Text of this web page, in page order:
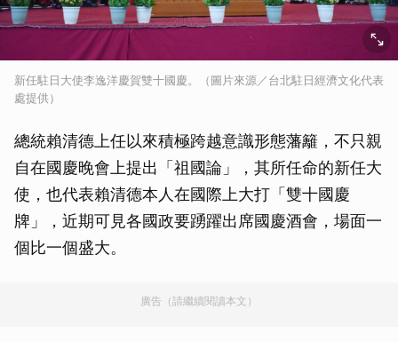
新任駐日大使李逸洋慶賀雙十國慶。（圖片來源／台北駐日經濟文化代表
處提供）
總統賴清德上任以來積極跨越意識形態藩籬，不只親
自在國慶晚會上提出「祖國論」，其所任命的新任大
使，也代表賴清德本人在國際上大打「雙十國慶
牌」，近期可見各國政要踴躍出席國慶酒會，場面一
個比一個盛大。
廣告（請繼續閱讀本文）